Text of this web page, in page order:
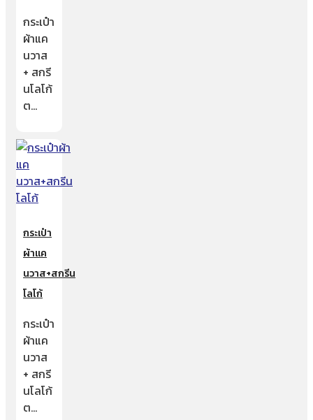
กระเป๋า
ผ้าแค
นวาส
+ สกรี
นโลโก้
ต…
กระเป๋า
ผ้าแค
นวาส+สกรีน
โลโก้
กระเป๋า
ผ้าแค
นวาส
+ สกรี
นโลโก้
ต…